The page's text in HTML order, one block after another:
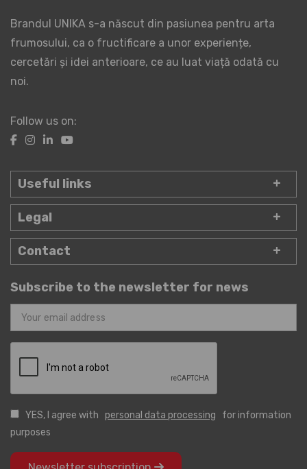
Brandul UNIKA s-a născut din pasiunea pentru arta
frumosului, ca o fructificare a unor experiențe,
cercetări și idei anterioare, ce au luat viață odată cu
noi.
Follow us on:
Useful links
Legal
Contact
Subscribe to the newsletter for news
YES, I agree with personal data processing for information
purposes